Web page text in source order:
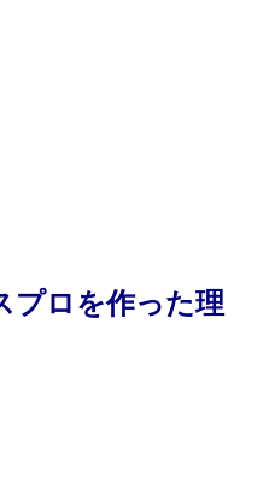
プロを作った理